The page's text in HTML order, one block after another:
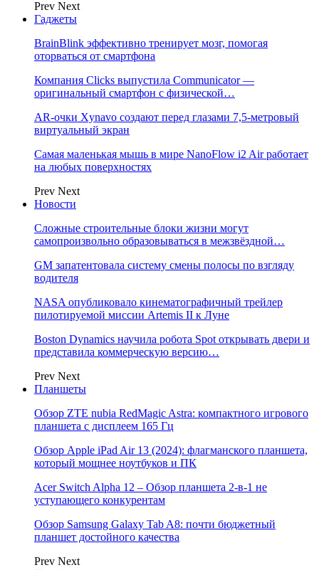
Prev Next
Гаджеты
BrainBlink эффективно тренирует мозг, помогая
оторваться от смартфона
Компания Clicks выпустила Communicator —
оригинальный смартфон с физической…
AR-очки Xynavo создают перед глазами 7,5-метровый
виртуальный экран
Самая маленькая мышь в мире NanoFlow i2 Air работает
на любых поверхностях
Prev Next
Новости
Сложные строительные блоки жизни могут
самопроизвольно образовываться в межзвёздной…
GM запатентовала систему смены полосы по взгляду
водителя
NASA опубликовало кинематографичный трейлер
пилотируемой миссии Artemis II к Луне
Boston Dynamics научила робота Spot открывать двери и
представила коммерческую версию…
Prev Next
Планшеты
Обзор ZTE nubia RedMagic Astra: компактного игрового
планшета с дисплеем 165 Гц
Обзор Apple iPad Air 13 (2024): флагманского планшета,
который мощнее ноутбуков и ПК
Acer Switch Alpha 12 – Обзор планшета 2-в-1 не
уступающего конкурентам
Обзор Samsung Galaxy Tab A8: почти бюджетный
планшет достойного качества
Prev Next